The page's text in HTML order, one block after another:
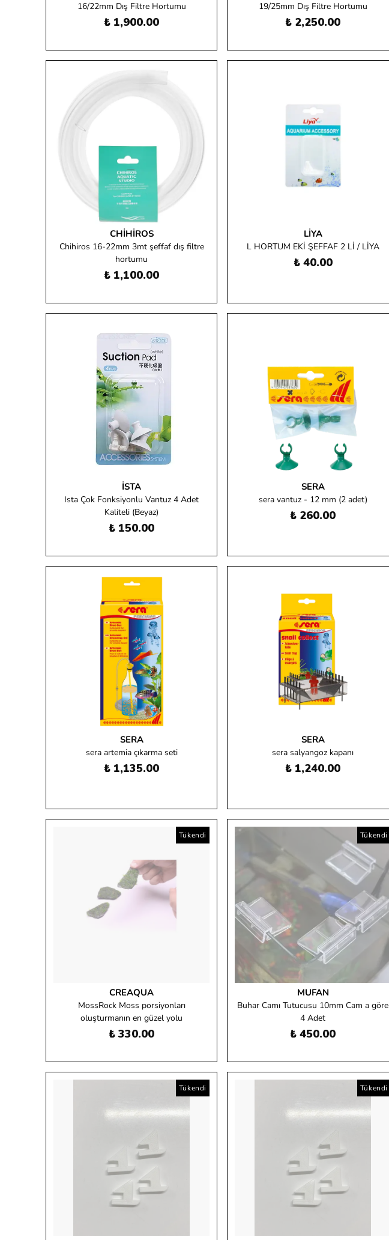
16/22mm Dış Filtre Hortumu
₺ 1,900.00
19/25mm Dış Filtre Hortumu
₺ 2,250.00
CHIHIROS
Chihiros 16-22mm 3mt şeffaf dış filtre
hortumu
₺ 1,100.00
LIYA
L HORTUM EKİ ŞEFFAF 2 Lİ / LİYA
₺ 40.00
İSTA
Ista Çok Fonksiyonlu Vantuz 4 Adet
Kaliteli (Beyaz)
₺ 150.00
SERA
sera vantuz - 12 mm (2 adet)
₺ 260.00
SERA
sera artemia çıkarma seti
₺ 1,135.00
SERA
sera salyangoz kapanı
₺ 1,240.00
Tükendi
CREAQUA
MossRock Moss porsiyonları
oluşturmanın en güzel yolu
₺ 330.00
Tükendi
MUFAN
Buhar Camı Tutucusu 10mm Cam a göre
4 Adet
₺ 450.00
Tükendi Tükendi